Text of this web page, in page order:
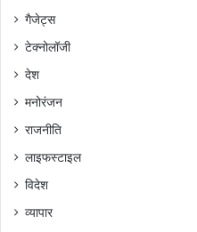
गैजेट्स
टेक्नोलॉजी
देश
मनोरंजन
राजनीति
लाइफस्टाइल
विदेश
व्यापार